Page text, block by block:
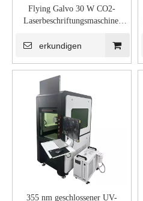
Flying Galvo 30 W CO2-
Laserbeschriftungsmaschine,
Leder, Barcode, Pille, Blister,
Verpackung zum Verkauf
erkundigen
355 nm geschlossener UV-